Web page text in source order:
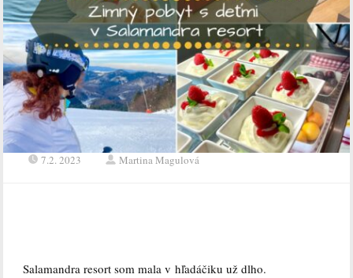
7.2. 2023 Martina Magulová
Salamandra resort som mala v hľadáčiku už dlho.